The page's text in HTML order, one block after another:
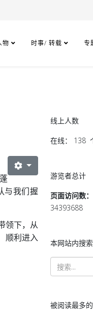
物 时事/ 转载 专
与我们握
领下，从
顺利进入
线上人数
在线： 138
游览者总计
页面访问数：
34393688
本网站内搜
被阅读最多